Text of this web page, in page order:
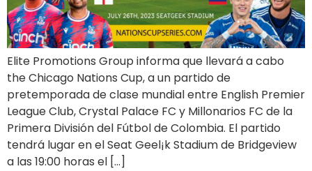
Elite Promotions Group informa que llevará a cabo
the Chicago Nations Cup, a un partido de
pretemporada de clase mundial entre English Premier
League Club, Crystal Palace FC y Millonarios FC de la
Primera División del Fútbol de Colombia. El partido
tendrá lugar en el Seat Geel¡k Stadium de Bridgeview
a las 19:00 horas el […]